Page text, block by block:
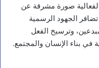
صورة مشرقة عن
الجهود الرسمية
وترسيخ الفعل
في بناء الإنسان والمجتمع.